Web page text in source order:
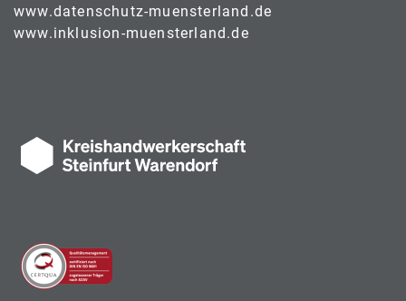
www.datenschutz-muensterland.de
www.inklusion-muensterland.de